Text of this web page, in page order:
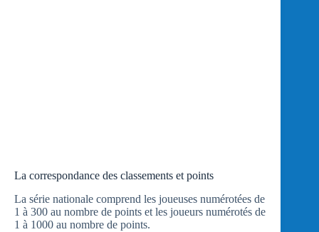
La correspondance des classements et points
La série nationale comprend les joueuses numérotées de
1 à 300 au nombre de points et les joueurs numérotés de
1 à 1000 au nombre de points.